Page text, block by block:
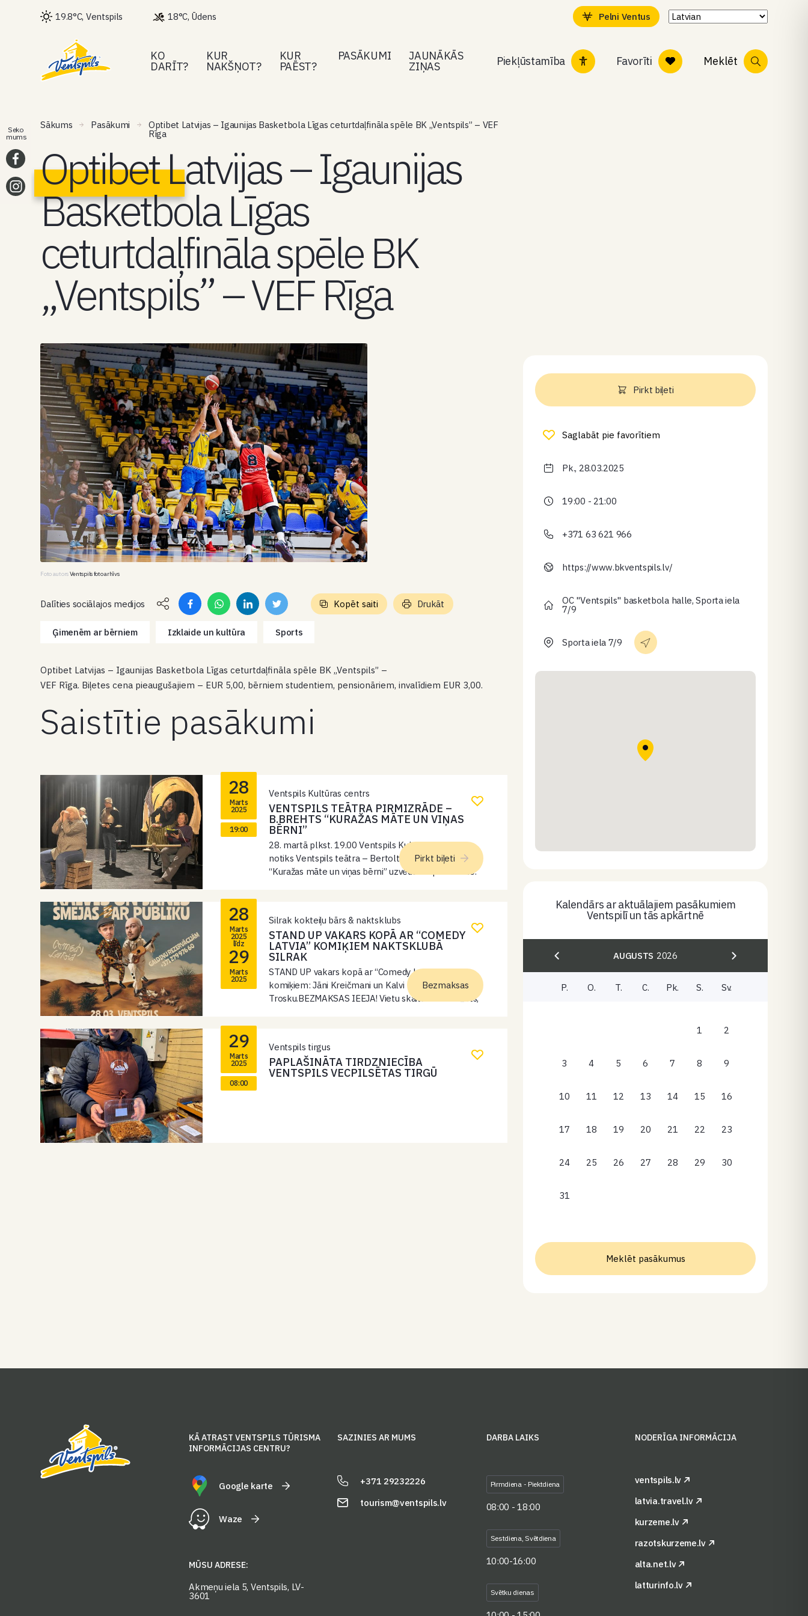
19.8°C, Ventspils 18°C, Ūdens Pelni Ventus
KO
DARĪT?
KUR
NAKŠŅOT?
KUR
PAĒST?
PASĀKUMI JAUNĀKĀS
ZIŅAS Piekļūstamība Favorīti Meklēt
Sākums Pasākumi Optibet Latvijas – Igaunijas Basketbola Līgas ceturtdaļfināla spēle BK „Ventspils” – VEF
Rīga
Optibet Latvijas – Igaunijas
Basketbola Līgas
ceturtdaļfināla spēle BK
„Ventspils” – VEF Rīga
Foto autorsVentspils foto arhīvs
Dalīties sociālajos medijos Kopēt saiti Drukāt
Ģimenēm ar bērniem Izklaide un kultūra Sports
Optibet Latvijas – Igaunijas Basketbola Līgas ceturtdaļfināla spēle BK „Ventspils” –
VEF Rīga. Biļetes cena pieaugušajiem – EUR 5,00, bērniem studentiem, pensionāriem, invalīdiem EUR 3,00.
Saistītie pasākumi
28
Marts
2025
19:00
Ventspils Kultūras centrs
VENTSPILS TEĀTRA PIRMIZRĀDE –
B.BREHTS “KURAŽAS MĀTE UN VIŅAS
BĒRNI”
28. martā plkst. 19.00 Ventspils Kultūras centrā
notiks Ventspils teātra – Bertolta Brehta lugas
“Kuražas māte un viņas bērni” uzveduma pirmizrāde.
Pirkt biļeti
28
Marts
2025
līdz
29
Marts
2025
Silrak kokteiļu bārs & naktsklubs
STAND UP VAKARS KOPĀ AR “COMEDY
LATVIA” KOMIĶIEM NAKTSKLUBĀ
SILRAK
STAND UP vakars kopā ar “Comedy Latvia”
komiķiem: Jāni Kreičmani un Kalvi
Trosku.BEZMAKSAS IEEJA! Vietu skaits ir ierobežots,
Bezmaksas
29
Marts
2025
08:00
Ventspils tirgus
PAPLAŠINĀTA TIRDZNIECĪBA
VENTSPILS VECPILSĒTAS TIRGŪ
Pirkt biļeti
Saglabāt pie favorītiem
Pk., 28.03.2025
19:00 - 21:00
+371 63 621 966
https://www.bkventspils.lv/
OC "Ventspils" basketbola halle, Sporta iela
7/9
Sporta iela 7/9
Kalendārs ar aktuālajiem pasākumiem
Ventspilī un tās apkārtnē
AUGUSTS 2026
P. O. T. C. Pk. S. Sv.
1 2
3 4 5 6 7 8 9
10 11 12 13 14 15 16
17 18 19 20 21 22 23
24 25 26 27 28 29 30
31
Meklēt pasākumus
Seko
mums
KĀ ATRAST VENTSPILS TŪRISMA
INFORMĀCIJAS CENTRU?
SAZINIES AR MUMS DARBA LAIKS NODERĪGA INFORMĀCIJA
Google karte
Waze
MŪSU ADRESE:
Akmeņu iela 5, Ventspils, LV-
3601
+371 29232226
tourism@ventspils.lv
Pirmdiena - Piektdiena
08:00 - 18:00
Sestdiena, Svētdiena
10:00-16:00
Svētku dienas
ventspils.lv
latvia.travel.lv
kurzeme.lv
razotskurzeme.lv
alta.net.lv
latturinfo.lv